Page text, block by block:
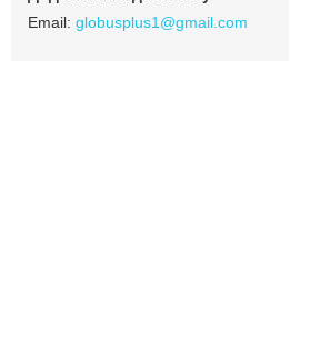
globusplus1@gmail.com